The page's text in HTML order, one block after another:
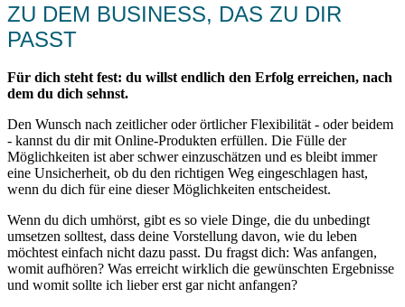
ZU DEM BUSINESS, DAS ZU DIR
PASST
Für dich steht fest: du willst endlich den Erfolg erreichen, nach
dem du dich sehnst.
Den Wunsch nach zeitlicher oder örtlicher Flexibilität - oder beidem
- kannst du dir mit Online-Produkten erfüllen. Die Fülle der
Möglichkeiten ist aber schwer einzuschätzen und es bleibt immer
eine Unsicherheit, ob du den richtigen Weg eingeschlagen hast,
wenn du dich für eine dieser Möglichkeiten entscheidest.
Wenn du dich umhörst, gibt es so viele Dinge, die du unbedingt
umsetzen solltest, dass deine Vorstellung davon, wie du leben
möchtest einfach nicht dazu passt. Du fragst dich: Was anfangen,
womit aufhören? Was erreicht wirklich die gewünschten Ergebnisse
und womit sollte ich lieber erst gar nicht anfangen?